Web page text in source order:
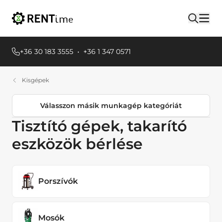
+36 30 183 3555 • +36 1 347 0571
Kisgépek
Válasszon másik munkagép kategóriát
Termékkategóriák
Egyéb Földmunkagépek
Áramfejlesztők
Hűtés fűtés, Páramentesítők
Tisztító gépek, takarító
eszközök bérlése
Porszívók
Mosók